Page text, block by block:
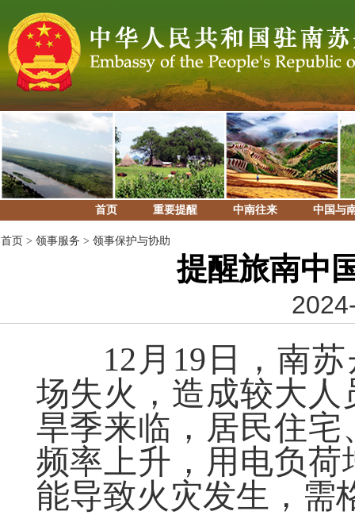
首页 重要提醒 中南往来 中国与
首页 > 领事服务 > 领事保护与协助
提醒旅南中
12月19日，南苏
场失火，造成较大人
旱季来临， 居民住宅
频率上升 ，用电负荷
能导致火灾发生 ，